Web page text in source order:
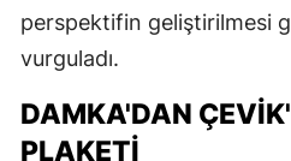
perspektifin geliştirilmesi
vurguladı.
DAMKA'DAN
PLAKETİ